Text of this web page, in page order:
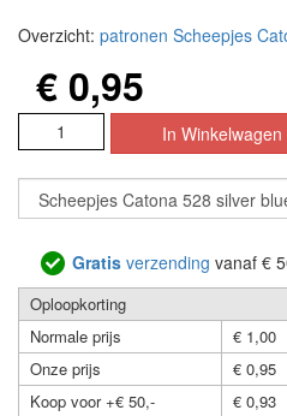
Overzicht: patronen Scheepjes
€ 0,95
Gratis verzending vanaf €
Oploopkorting
Normale prijs
€ 1,00
Onze prijs
€ 0,95
Koop voor +€ 50,-
€ 0,93